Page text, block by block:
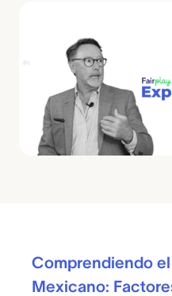
Comprendiendo
Mexicano: